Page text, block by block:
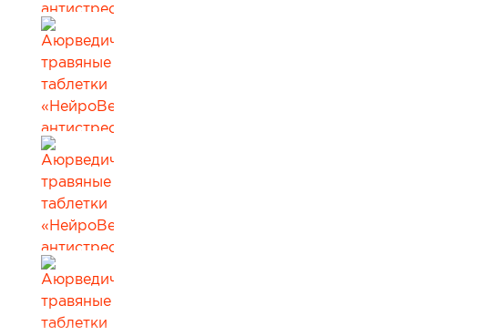
Сопутствующие товары
Все товары в категории